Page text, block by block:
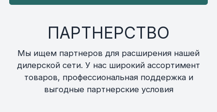
ПАРТНЕРСТВО
Мы ищем партнеров для расширения нашей
дилерской сети. У нас широкий ассортимент
товаров, профессиональная поддержка и
выгодные партнерские условия